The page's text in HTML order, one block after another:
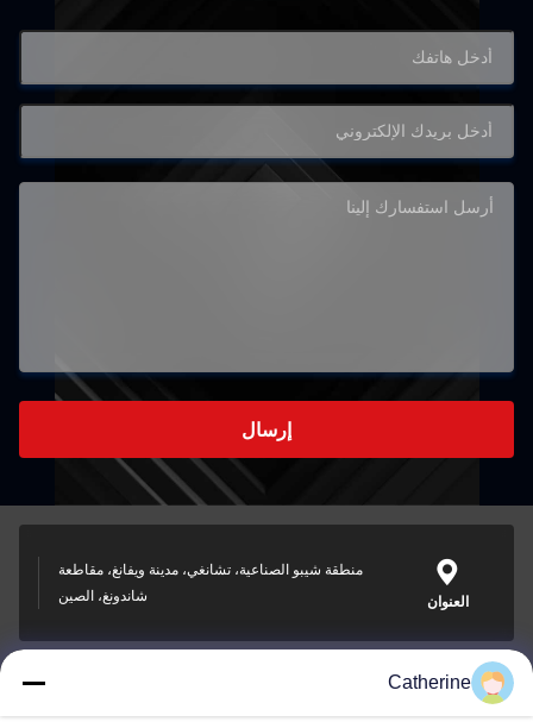
إرسال
العنوان
منطقة شيبو الصناعية، تشانغي، مدينة ويفانغ، مقاطعة
شاندونغ، الصين
padraic@huayumachine.cn
Catherine